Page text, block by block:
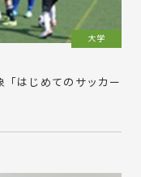
大学
はじめてのサッカー